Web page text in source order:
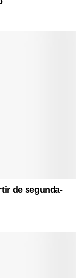
de segunda-